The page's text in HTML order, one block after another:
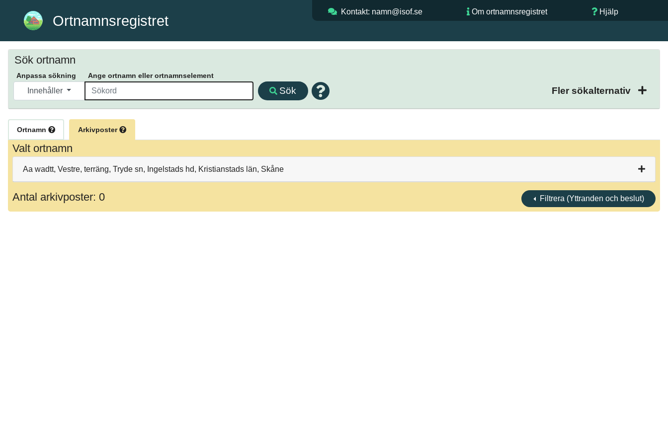
Ortnamnsregistret
Kontakt: namn@isof.se Om ortnamnsregistret Hjälp
Sök ortnamn
Anpassa sökning Ange ortnamn eller ortnamnselement
Innehåller Sök Fler sökalternativ
Ortnamn Arkivposter
Valt ortnamn
Aa wadtt, Vestre, terräng, Tryde sn, Ingelstads hd, Kristianstads län, Skåne
Antal arkivposter: 0 Filtrera (Yttranden och beslut)